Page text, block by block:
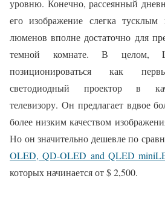
уровню. Конечно, рассеянный
его изображение слегка
люменов вполне достаточно для
темной комнате. В целом,
позиционироваться как
светодиодный проектор в
телевизору. Он предлагает вдвое
более низким качеством
Но он значительно дешевле по
OLED, QD-OLED and QLED
которых начинается от $ 2,500.